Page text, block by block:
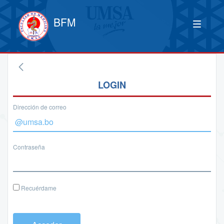
BFM
LOGIN
Dirección de correo
Contraseña
Recuérdame